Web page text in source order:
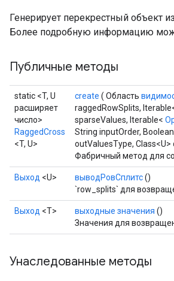
Генерирует перекрестный объект
Более подробную информацию
Публичные методы
static <T, U
расширяет
число>
RaggedCross
<T, U>
create ( Область
raggedRowSplits,
sparseValues, Iterable<
String inputOrder,
outValuesType,
Фабричный метод для
Выход <U> выводРовСплитс()
`row_splits` для
Выход <Т> выходные значения ()
Значения для
Унаследованные методы